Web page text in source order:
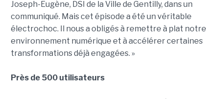
Joseph-Eugène, DSI de la Ville de Gentilly, dans un
communiqué. Mais cet épisode a été un véritable
électrochoc. Il nous a obligés à remettre à plat notre
environnement numérique et à accélérer certaines
transformations déjà engagées. »
Près de 500 utilisateurs